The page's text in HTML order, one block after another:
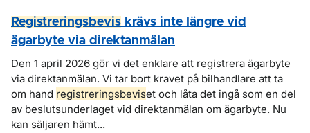
Registreringsbevis krävs inte längre vid
ägarbyte via direktanmälan
Den 1 april 2026 gör vi det enklare att registrera ägarbyte
via direktanmälan. Vi tar bort kravet på bilhandlare att ta
om hand registreringsbeviset och låta det ingå som en del
av beslutsunderlaget vid direktanmälan om ägarbyte. Nu
kan säljaren hämt...